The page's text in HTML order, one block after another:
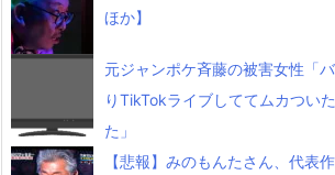
ほか】
元ジャンポケ斉藤の被害女性「
りTikTokライブしててムカつい
た」
【悲報】みのもんたさん、代表